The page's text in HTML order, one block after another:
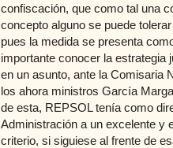
confiscación, que como tal una
concepto alguno se puede
pues la medida se presenta
importante conocer la
en un asunto, ante la Comisaria
los ahora ministros García
de esta, REPSOL tenía como
Administración a un excelente y
criterio, si siguiese al frente de